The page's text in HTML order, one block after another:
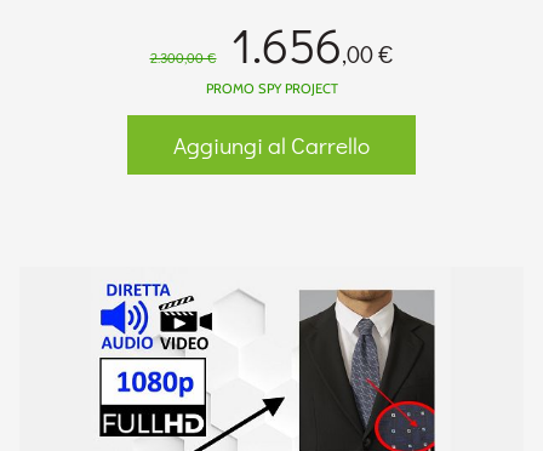
2.300,00 € 1.656,00 €
PROMO SPY PROJECT
Aggiungi al Carrello